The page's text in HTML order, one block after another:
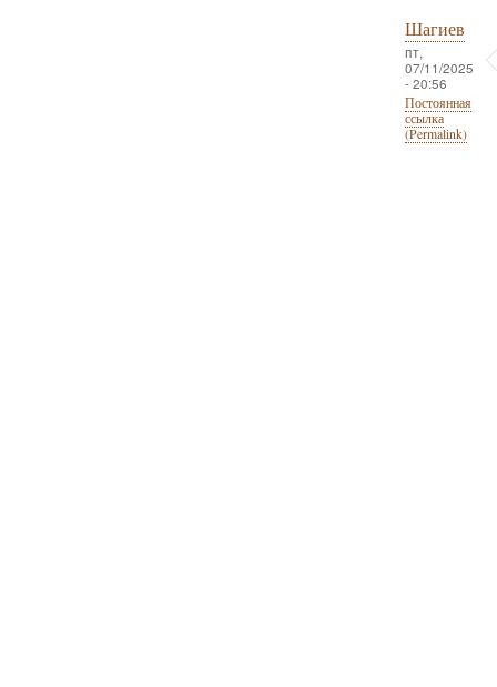
Шагиев
пт,
07/11/2025
- 20:56
Постоянная
ссылка
(Permalink)